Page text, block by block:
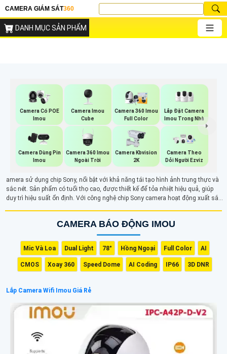
CAMERA GIÁM SÁT360
DANH MỤC SẢN PHẨM
Camera Có POE
Imou
Camera Imou
Cube
Camera 360 Imou
Full Color
Lắp Đặt Camera
Imou Trong Nhà
Camera Dùng Pin
Imou
Camera 360 Imou
Ngoài Trời
Camera Kbvision
2K
Camera Theo
Dỏi Người Ezviz
amera sử dụng chip Sony, nổi bật với khả năng tái tạo hình ảnh trung thực và
sắc nét. Sản phẩm có tuổi thọ cao, được thiết kế để tỏa nhiệt hiệu quả, giúp
duy trì hiệu suất ổn định. Với công nghệ chip Sony camera hoạt động xuất sắc
trong mọi điều kiện.CAMERA BÁO ĐỘNG IMOU
Mic Và Loa Dual Light 78° Hồng Ngoại Full Color AI
CMOS Xoay 360 Speed Dome AI Coding IP66 3D DNR
Lắp Camera Wifi Imou Giá Rẻ